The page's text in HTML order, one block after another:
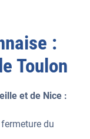
:
Toulon
et de Nice :
fermeture du